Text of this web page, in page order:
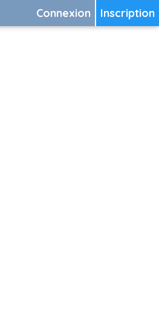
Inscription
Connexion